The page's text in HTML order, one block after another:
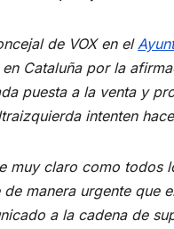
de VOX en el
Cataluña por la
puesta a la venta y
intenten
muy claro como todos
manera urgente que
a la cadena de